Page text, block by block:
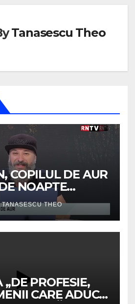
Tanasescu Theo
COPILUL DE AUR
NOAPTE
TANASESCU THEO
„DE PROFESIE,
CARE ADUC